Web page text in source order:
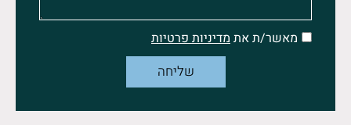
מאשר/ת אתמדיניות פרטיות
שליחה